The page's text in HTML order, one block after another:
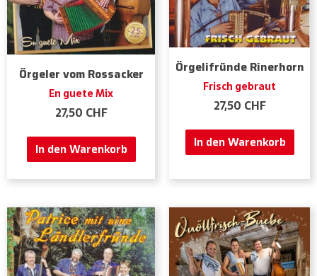
Örgeler vom Rossacker
En guete Mix
27,50 CHF
In den Warenkorb
Örgelifründe Rinerhorn
Frisch gebraut
27,50 CHF
In den Warenkorb